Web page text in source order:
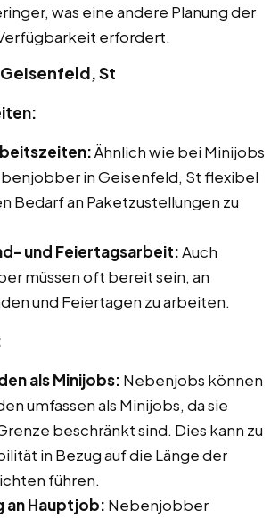
was eine andere Planung der
erfordert.
St
Ähnlich wie bei Minijobs
in Geisenfeld, St flexibel
Bedarf an Paketzustellungen zu
und Feiertagsarbeit:Auch
müssen oft bereit sein, an
und Feiertagen zu arbeiten.
als Minijobs: Nebenjobs können
umfassen als Minijobs, da sie
beschränkt sind. Dies kann zu
in Bezug auf die Länge der
führen.
an Hauptjob: Nebenjobber